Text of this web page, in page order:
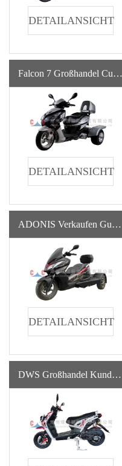
DETAILANSICHT
Falcon 7 Großhandel Customized 500cc Benzin Kraftstoffpumpe China Hersteller Motorradträger
DETAILANSICHT
ADONIS Verkaufen Gut Neue Art Benzin Cruiser Motorräder 3 Räder Motorrad Trike
DETAILANSICHT
DWS Großhandel Kundenspezifische Benzinpumpe China Hersteller Motorradträger